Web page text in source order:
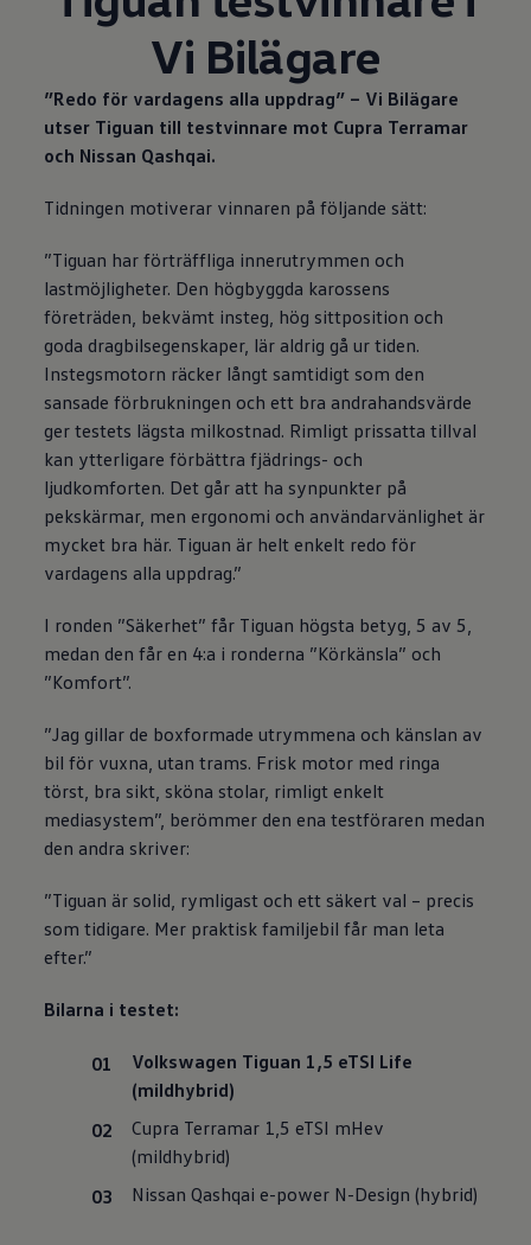
Vi Bilägare
”Redo för vardagens alla uppdrag” – Vi Bilägare
utser Tiguan till testvinnare mot Cupra Terramar
och Nissan Qashqai.
Tidningen motiverar vinnaren på följande sätt:
”Tiguan har förträffliga innerutrymmen och
lastmöjligheter. Den högbyggda karossens
företräden, bekvämt insteg, hög sittposition och
goda dragbilsegenskaper, lär aldrig gå ur tiden.
Instegsmotorn räcker långt samtidigt som den
sansade förbrukningen och ett bra andrahandsvärde
ger testets lägsta milkostnad. Rimligt prissatta tillval
kan ytterligare förbättra fjädrings- och
ljudkomforten. Det går att ha synpunkter på
pekskärmar, men ergonomi och användarvänlighet är
mycket bra här. Tiguan är helt enkelt redo för
vardagens alla uppdrag.”
I ronden ”Säkerhet” får Tiguan högsta betyg, 5 av 5,
medan den får en 4:a i ronderna ”Körkänsla” och
”Komfort”.
”Jag gillar de boxformade utrymmena och känslan av
bil för vuxna, utan trams. Frisk motor med ringa
törst, bra sikt, sköna stolar, rimligt enkelt
mediasystem”, berömmer den ena testföraren medan
den andra skriver:
”Tiguan är solid, rymligast och ett säkert val – precis
som tidigare. Mer praktisk familjebil får man leta
efter.”
Bilarna i testet:
Volkswagen Tiguan 1,5 eTSI Life
(mildhybrid)
Cupra Terramar 1,5 eTSI mHev
(mildhybrid)
Nissan Qashqai e-power N-Design (hybrid)